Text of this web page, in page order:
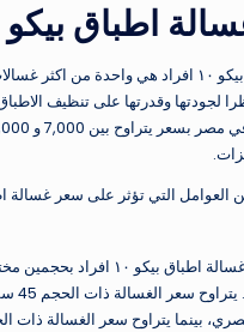
اطباق بيكو ١٠ افراد
غسالة اطباق بيكو ١٠ افراد هي واحدة من
لجودتها وقدرتها على تنظيف الاطباق